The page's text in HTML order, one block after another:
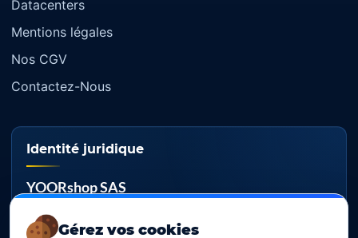
Gérez vos cookies
Datacenters
Mentions légales
Nos CGV
Contactez-Nous
Identité juridique
YOORshop SAS
RCS